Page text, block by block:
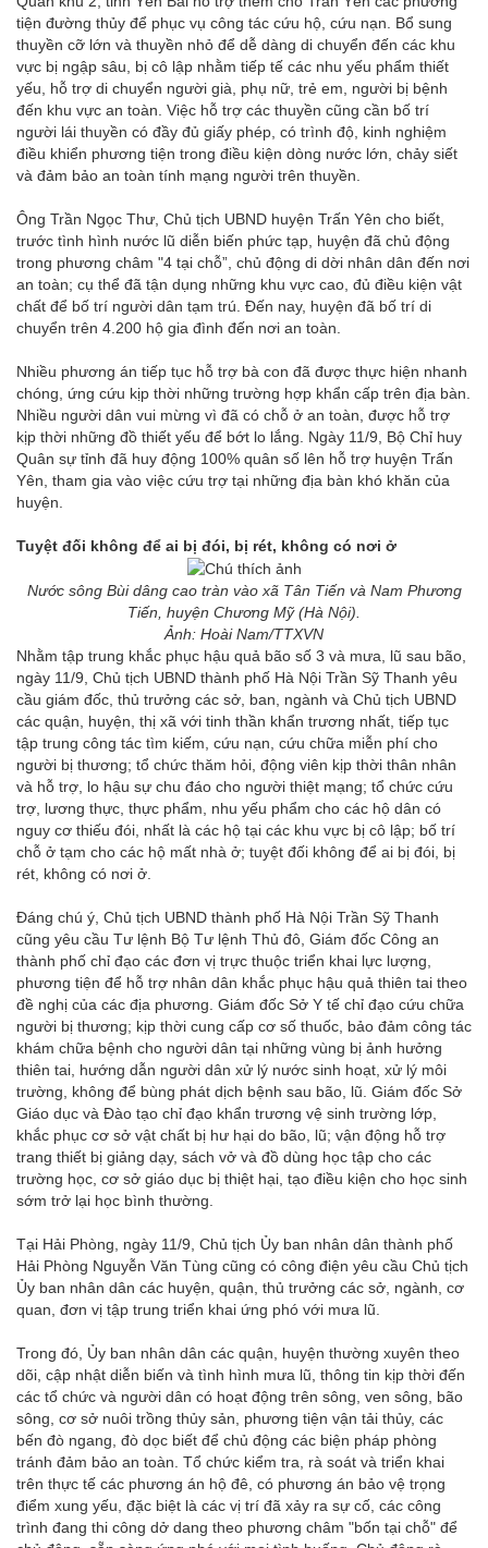
tiện đường thủy để phục vụ công tác cứu hộ, cứu nạn. Bổ sung
thuyền cỡ lớn và thuyền nhỏ để dễ dàng di chuyển đến các khu
vực bị ngập sâu, bị cô lập nhằm tiếp tế các nhu yếu phẩm thiết
yếu, hỗ trợ di chuyển người già, phụ nữ, trẻ em, người bị bệnh
đến khu vực an toàn. Việc hỗ trợ các thuyền cũng cần bố trí
người lái thuyền có đầy đủ giấy phép, có trình độ, kinh nghiệm
điều khiển phương tiện trong điều kiện dòng nước lớn, chảy siết
và đảm bảo an toàn tính mạng người trên thuyền.
Ông Trần Ngọc Thư, Chủ tịch UBND huyện Trấn Yên cho biết,
trước tình hình nước lũ diễn biến phức tạp, huyện đã chủ động
trong phương châm "4 tại chỗ”, chủ động di dời nhân dân đến nơi
an toàn; cụ thể đã tận dụng những khu vực cao, đủ điều kiện vật
chất để bố trí người dân tạm trú. Đến nay, huyện đã bố trí di
chuyển trên 4.200 hộ gia đình đến nơi an toàn.
Nhiều phương án tiếp tục hỗ trợ bà con đã được thực hiện nhanh
chóng, ứng cứu kịp thời những trường hợp khẩn cấp trên địa bàn.
Nhiều người dân vui mừng vì đã có chỗ ở an toàn, được hỗ trợ
kịp thời những đồ thiết yếu để bớt lo lắng. Ngày 11/9, Bộ Chỉ huy
Quân sự tỉnh đã huy động 100% quân số lên hỗ trợ huyện Trấn
Yên, tham gia vào việc cứu trợ tại những địa bàn khó khăn của
huyện.
Tuyệt đối không để ai bị đói, bị rét, không có nơi ở
Nước sông Bùi dâng cao tràn vào xã Tân Tiến và Nam Phương
Tiến, huyện Chương Mỹ (Hà Nội).
Ảnh: Hoài Nam/TTXVN
Nhằm tập trung khắc phục hậu quả bão số 3 và mưa, lũ sau bão,
ngày 11/9, Chủ tịch UBND thành phố Hà Nội Trần Sỹ Thanh yêu
cầu giám đốc, thủ trưởng các sở, ban, ngành và Chủ tịch UBND
các quận, huyện, thị xã với tinh thần khẩn trương nhất, tiếp tục
tập trung công tác tìm kiếm, cứu nạn, cứu chữa miễn phí cho
người bị thương; tổ chức thăm hỏi, động viên kịp thời thân nhân
và hỗ trợ, lo hậu sự chu đáo cho người thiệt mạng; tổ chức cứu
trợ, lương thực, thực phẩm, nhu yếu phẩm cho các hộ dân có
nguy cơ thiếu đói, nhất là các hộ tại các khu vực bị cô lập; bố trí
chỗ ở tạm cho các hộ mất nhà ở; tuyệt đối không để ai bị đói, bị
rét, không có nơi ở.
Đáng chú ý, Chủ tịch UBND thành phố Hà Nội Trần Sỹ Thanh
cũng yêu cầu Tư lệnh Bộ Tư lệnh Thủ đô, Giám đốc Công an
thành phố chỉ đạo các đơn vị trực thuộc triển khai lực lượng,
phương tiện để hỗ trợ nhân dân khắc phục hậu quả thiên tai theo
đề nghị của các địa phương. Giám đốc Sở Y tế chỉ đạo cứu chữa
người bị thương; kịp thời cung cấp cơ số thuốc, bảo đảm công tác
khám chữa bệnh cho người dân tại những vùng bị ảnh hưởng
thiên tai, hướng dẫn người dân xử lý nước sinh hoạt, xử lý môi
trường, không để bùng phát dịch bệnh sau bão, lũ. Giám đốc Sở
Giáo dục và Đào tạo chỉ đạo khẩn trương vệ sinh trường lớp,
khắc phục cơ sở vật chất bị hư hại do bão, lũ; vận động hỗ trợ
trang thiết bị giảng dạy, sách vở và đồ dùng học tập cho các
trường học, cơ sở giáo dục bị thiệt hại, tạo điều kiện cho học sinh
sớm trở lại học bình thường.
Tại Hải Phòng, ngày 11/9, Chủ tịch Ủy ban nhân dân thành phố
Hải Phòng Nguyễn Văn Tùng cũng có công điện yêu cầu Chủ tịch
Ủy ban nhân dân các huyện, quận, thủ trưởng các sở, ngành, cơ
quan, đơn vị tập trung triển khai ứng phó với mưa lũ.
Trong đó, Ủy ban nhân dân các quận, huyện thường xuyên theo
dõi, cập nhật diễn biến và tình hình mưa lũ, thông tin kịp thời đến
các tổ chức và người dân có hoạt động trên sông, ven sông, bão
sông, cơ sở nuôi trồng thủy sản, phương tiện vận tải thủy, các
bến đò ngang, đò dọc biết để chủ động các biện pháp phòng
tránh đảm bảo an toàn. Tổ chức kiểm tra, rà soát và triển khai
trên thực tế các phương án hộ đê, có phương án bảo vệ trọng
điểm xung yếu, đặc biệt là các vị trí đã xảy ra sự cố, các công
trình đang thi công dở dang theo phương châm "bốn tại chỗ" để